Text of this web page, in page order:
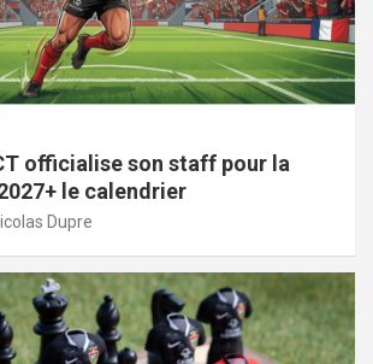
officialise son staff pour la
le calendrier
Dupre